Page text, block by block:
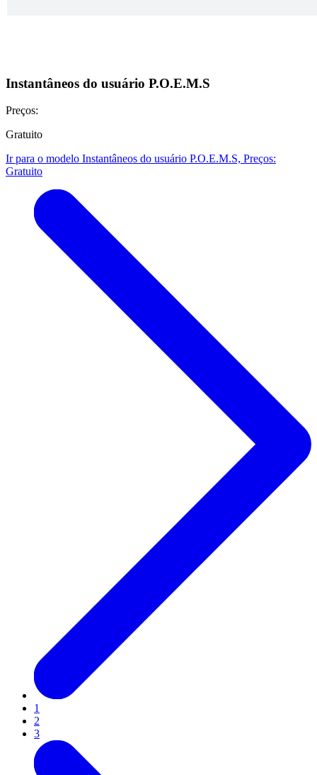
Instantâneos do usuário P.O.E.M.S
Preços:
Gratuito
Ir para o modelo Instantâneos do usuário P.O.E.M.S, Preços:
Gratuito
1
2
3